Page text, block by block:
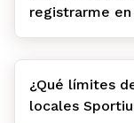
registrarme
¿Qué límites
locales